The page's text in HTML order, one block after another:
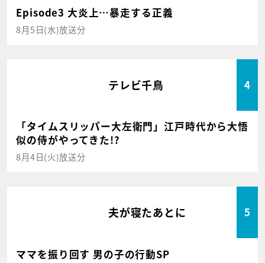
Episode3 大炎上…暴走する正義
8月5日(水)放送分
テレビ千鳥 4
「タイムスリッパー大左衛門」江戸時代から大悟
似の侍がやってきた!?
8月4日(火)放送分
夫が寝たあとに 5
ママを振り回す 男の子の行動SP